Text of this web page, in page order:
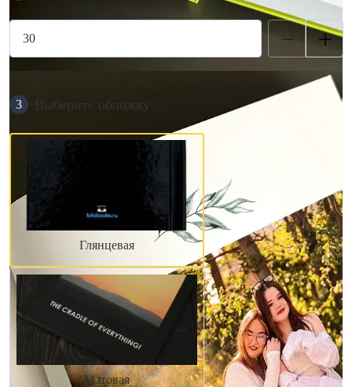
3 Выберите обложку
Глянцевая
Матовая